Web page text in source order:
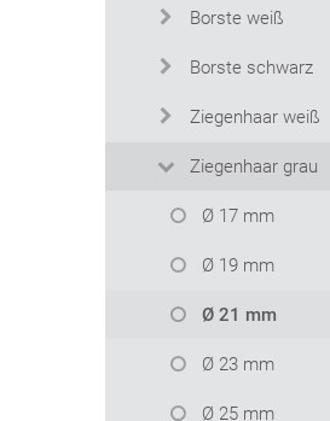
Borste weiß
Borste schwarz
Ziegenhaar weiß
Ziegenhaar grau
Ø 17 mm
Ø 19 mm
Ø 21 mm
Ø 23 mm
Ø 25 mm